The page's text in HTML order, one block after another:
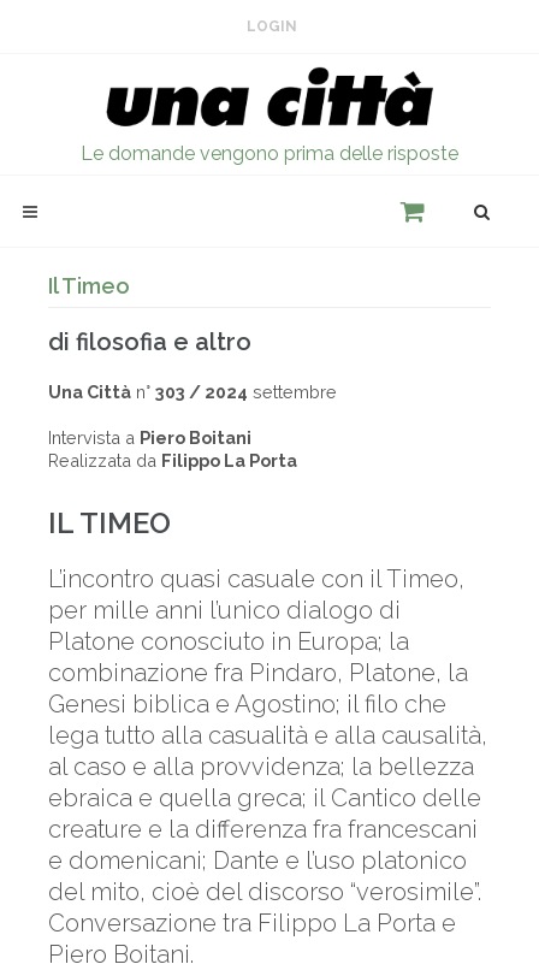
LOGIN
Le domande vengono prima delle risposte
Il Timeo
di filosofia e altro
Una Città n° 303 / 2024 settembre
Intervista a Piero Boitani
Realizzata da Filippo La Porta
IL TIMEO
L’incontro quasi casuale con il Timeo,
per mille anni l’unico dialogo di
Platone conosciuto in Europa; la
combinazione fra Pindaro, Platone, la
Genesi biblica e Agostino; il filo che
lega tutto alla casualità e alla causalità,
al caso e alla provvidenza; la bellezza
ebraica e quella greca; il Cantico delle
creature e la differenza fra francescani
e domenicani; Dante e l’uso platonico
del mito, cioè del discorso “verosimile”.
Conversazione tra Filippo La Porta e
Piero Boitani.